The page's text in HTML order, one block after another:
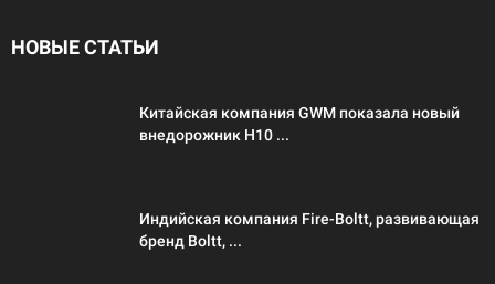
НОВЫЕ СТАТЬИ
Китайская компания GWM показала новый
внедорожник H10 ...
Индийская компания Fire-Boltt, развивающая
бренд Boltt, ...